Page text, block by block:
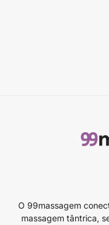
O 99massagem
massagem tântrica,